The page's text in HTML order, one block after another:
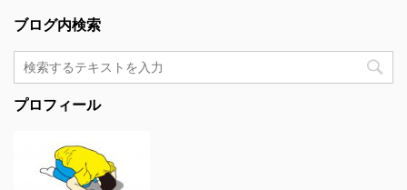
ブログ内検索
プロフィール